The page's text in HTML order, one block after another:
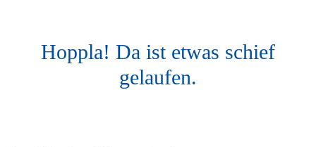
Hoppla! Da ist etwas schief
gelaufen.